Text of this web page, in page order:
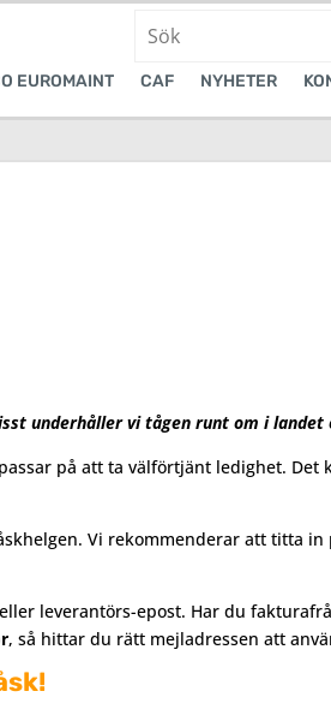
EUROMAINT CAF NYHETER
underhåller vi tågen runt om i landet
på att ta välförtjänt ledighet. Det
Vi rekommenderar att titta
leverantörs-epost. Har du
, så hittar du rätt mejladressen att